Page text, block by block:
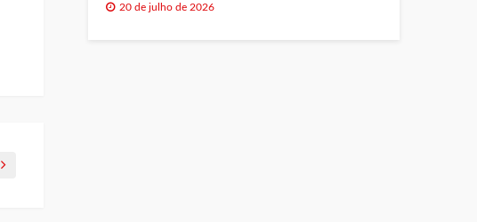
20 de julho de 2026